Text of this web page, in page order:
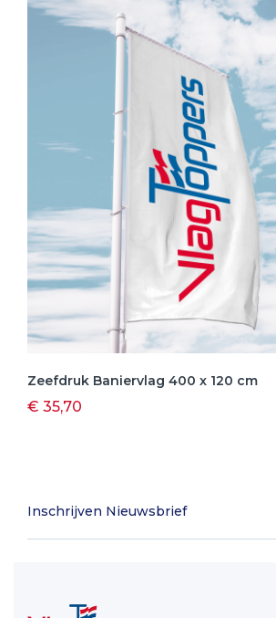
Zeefdruk Baniervlag 400 x 120 cm
€ 35,70
Inschrijven Nieuwsbrief